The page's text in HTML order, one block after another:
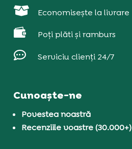
 Economisește la livrare
 Poți plăti și ramburs
 Serviciu clienți 24/7
Cunoaște-ne
Povestea noastră
Recenziile voastre (30.000+)